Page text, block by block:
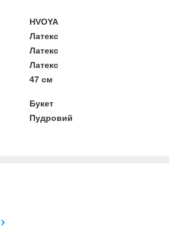
HVOYA
Латекс
Латекс
Латекс
47 см
Букет
Пудровий